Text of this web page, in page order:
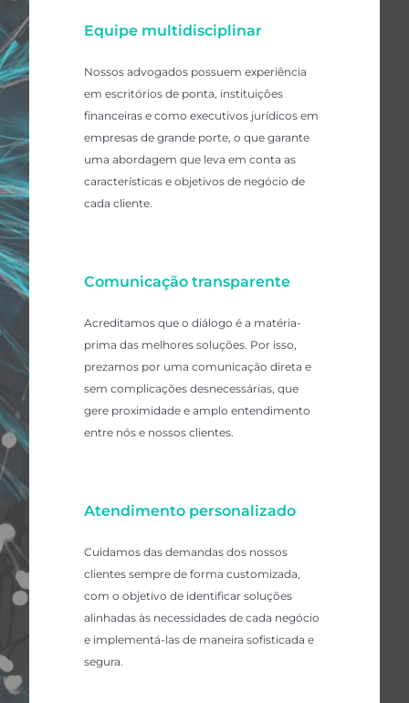
Equipe multidisciplinar
Nossos advogados possuem experiência
em escritórios de ponta, instituições
financeiras e como executivos jurídicos em
empresas de grande porte, o que garante
uma abordagem que leva em conta as
características e objetivos de negócio de
cada cliente.
Comunicação transparente
Acreditamos que o diálogo é a matéria-
prima das melhores soluções. Por isso,
prezamos por uma comunicação direta e
sem complicações desnecessárias, que
gere proximidade e amplo entendimento
entre nós e nossos clientes.
Atendimento personalizado
Cuidamos das demandas dos nossos
clientes sempre de forma customizada,
com o objetivo de identificar soluções
alinhadas às necessidades de cada negócio
e implementá-las de maneira sofisticada e
segura.